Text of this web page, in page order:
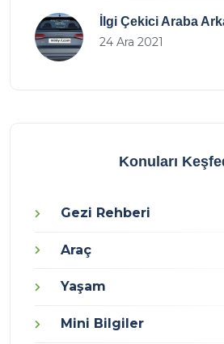
İlgi Çekici Araba
24 Ara 2021
Konuları
Gezi Rehberi
Araç
Yaşam
Mini Bilgiler